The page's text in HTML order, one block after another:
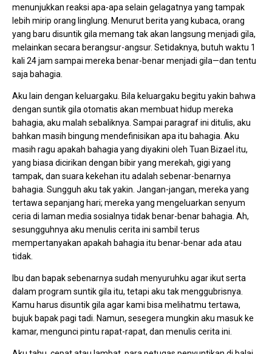
menunjukkan reaksi apa-apa selain gelagatnya yang tampak
lebih mirip orang linglung. Menurut berita yang kubaca, orang
yang baru disuntik gila memang tak akan langsung menjadi gila,
melainkan secara berangsur-angsur. Setidaknya, butuh waktu 1
kali 24 jam sampai mereka benar-benar menjadi gila—dan tentu
saja bahagia.
Aku lain dengan keluargaku. Bila keluargaku begitu yakin bahwa
dengan suntik gila otomatis akan membuat hidup mereka
bahagia, aku malah sebaliknya. Sampai paragraf ini ditulis, aku
bahkan masih bingung mendefinisikan apa itu bahagia. Aku
masih ragu apakah bahagia yang diyakini oleh Tuan Bizael itu,
yang biasa dicirikan dengan bibir yang merekah, gigi yang
tampak, dan suara kekehan itu adalah sebenar-benarnya
bahagia. Sungguh aku tak yakin. Jangan-jangan, mereka yang
tertawa sepanjang hari; mereka yang mengeluarkan senyum
ceria di laman media sosialnya tidak benar-benar bahagia. Ah,
sesungguhnya aku menulis cerita ini sambil terus
mempertanyakan apakah bahagia itu benar-benar ada atau
tidak.
Ibu dan bapak sebenarnya sudah menyuruhku agar ikut serta
dalam program suntik gila itu, tetapi aku tak menggubrisnya.
Kamu harus disuntik gila agar kami bisa melihatmu tertawa,
bujuk bapak pagi tadi. Namun, sesegera mungkin aku masuk ke
kamar, mengunci pintu rapat-rapat, dan menulis cerita ini.